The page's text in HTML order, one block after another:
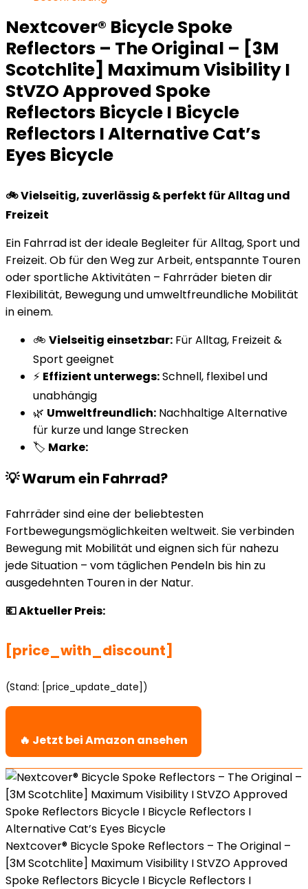
Nextcover® Bicycle Spoke
Reflectors – The Original – [3M
Scotchlite] Maximum Visibility I
StVZO Approved Spoke
Reflectors Bicycle I Bicycle
Reflectors I Alternative Cat’s
Eyes Bicycle
🚲 Vielseitig, zuverlässig & perfekt für Alltag und
Freizeit
Ein Fahrrad ist der ideale Begleiter für Alltag, Sport und
Freizeit. Ob für den Weg zur Arbeit, entspannte Touren
oder sportliche Aktivitäten – Fahrräder bieten dir
Flexibilität, Bewegung und umweltfreundliche Mobilität
in einem.
🚲 Vielseitig einsetzbar: Für Alltag, Freizeit &
Sport geeignet
⚡ Effizient unterwegs:Schnell, flexibel und
unabhängig
🌿 Umweltfreundlich: Nachhaltige Alternative
für kurze und lange Strecken
🏷️ Marke:
💡 Warum ein Fahrrad?
Fahrräder sind eine der beliebtesten
Fortbewegungsmöglichkeiten weltweit. Sie verbinden
Bewegung mit Mobilität und eignen sich für nahezu
jede Situation – vom täglichen Pendeln bis hin zu
ausgedehnten Touren in der Natur.
💶 Aktueller Preis:
[price_with_discount]
(Stand: [price_update_date])
🔥 Jetzt bei Amazon ansehen
Nextcover® Bicycle Spoke Reflectors – The Original –
[3M Scotchlite] Maximum Visibility I StVZO Approved
Spoke Reflectors Bicycle I Bicycle Reflectors I